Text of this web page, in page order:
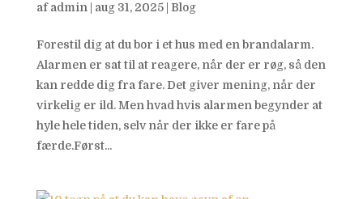
afadmin aug 31, 2025| Blog
Forestil dig at du bor i et hus med en brandalarm.
Alarmen er sat til at reagere, når der er røg, så den
kan redde dig fra fare. Det giver mening, når der
virkelig er ild. Men hvad hvis alarmen begynder at
hyle hele tiden, selv når der ikke er fare på
færde.Først...